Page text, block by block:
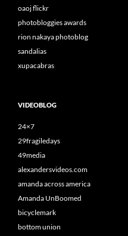
oaoj flickr
photobloggies awards
rion nakaya photoblog
sandalias
xupacabras
VIDEOBLOG
24×7
29fragiledays
49media
alexandersvideos.com
amanda across america
Amanda UnBoomed
bicyclemark
bottom union